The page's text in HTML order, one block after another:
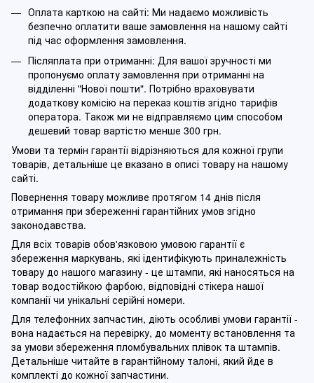
Оплата карткою на сайті: Ми надаємо можливість
безпечно оплатити ваше замовлення на нашому сайті
під час оформлення замовлення.
Післяплата при отриманні: Для вашої зручності ми
пропонуємо оплату замовлення при отриманні на
відділенні "Нової пошти". Потрібно враховувати
додаткову комісію на переказ коштів згідно тарифів
оператора. Також ми не відправляємо цим способом
дешевий товар вартістю менше 300 грн.
Умови та термін гарантії відрізняються для кожної групи
товарів, детальніше це вказано в описі товару на нашому
сайті.
Повернення товару можливе протягом 14 днів після
отримання при збереженні гарантійних умов згідно
законодавства.
Для всіх товарів обов'язковою умовою гарантії є
збереження маркувань, які ідентифікують приналежність
товару до нашого магазину - це штампи, які наносяться на
товар водостійкою фарбою, відповідні стікера нашої
компанії чи унікальні серійні номери.
Для телефонних запчастин, діють особливі умови гарантії -
вона надається на перевірку, до моменту встановлення та
за умови збереження пломбувальних плівок та штампів.
Детальніше читайте в гарантійному талоні, який йде в
комплекті до кожної запчастини.